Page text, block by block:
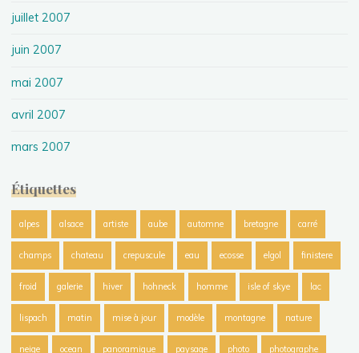
juillet 2007
juin 2007
mai 2007
avril 2007
mars 2007
Étiquettes
alpes alsace artiste aube automne bretagne carré
champs chateau crepuscule eau ecosse elgol finistere
froid galerie hiver hohneck homme isle of skye lac
lispach matin mise à jour modèle montagne nature
neige ocean panoramique paysage photo photographe